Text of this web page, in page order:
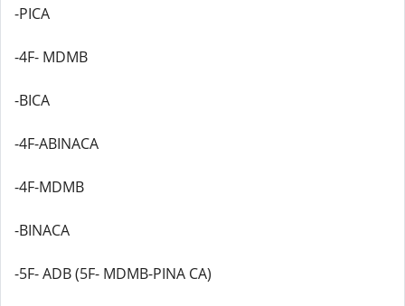
-PICA
-4F- MDMB
-BICA
-4F-ABINACA
-4F-MDMB
-BINACA
-5F- ADB (5F- MDMB-PINA CA)